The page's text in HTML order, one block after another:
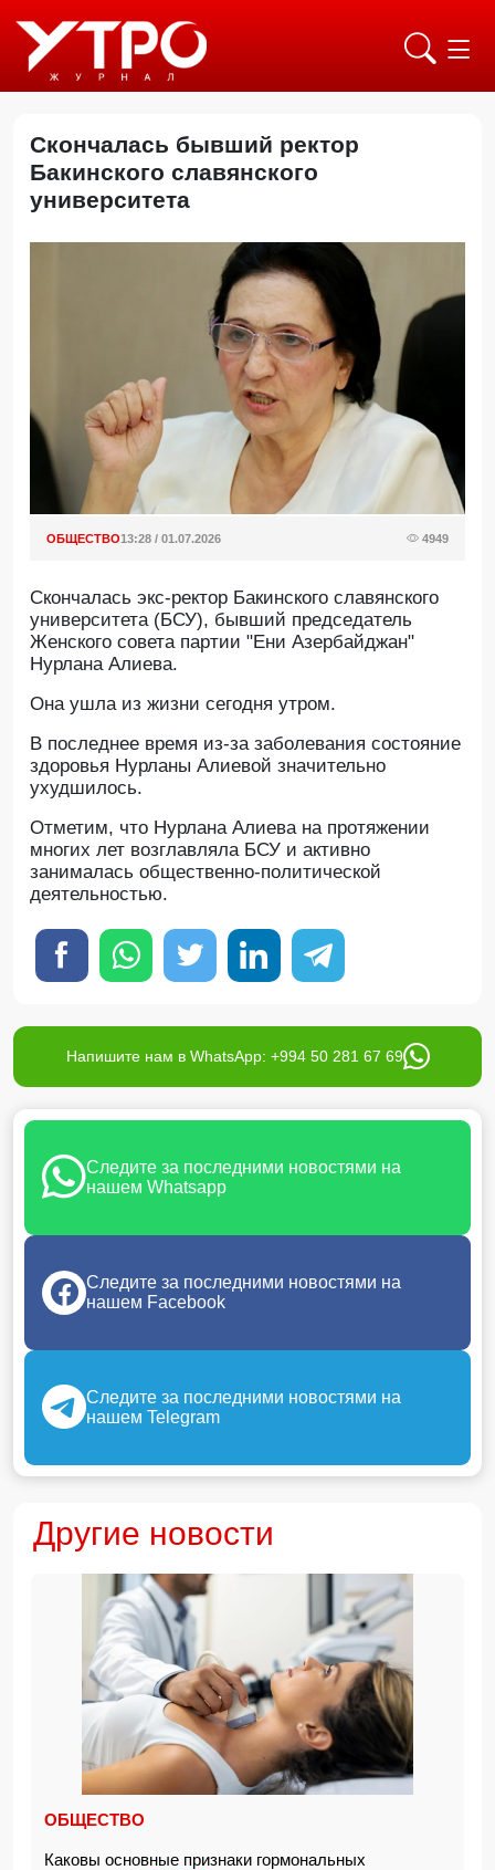
Скончалась бывший ректор
Бакинского славянского
университета
ОБЩЕСТВО13:28 / 01.07.2026 4949
Скончалась экс-ректор Бакинского славянского
университета (БСУ), бывший председатель
Женского совета партии "Ени Азербайджан"
Нурлана Алиева.
Oна ушла из жизни сегодня утром.
В последнее время из-за заболевания состояние
здоровья Нурланы Алиевой значительно
ухудшилось.
Отметим, что Нурлана Алиева на протяжении
многих лет возглавляла БСУ и активно
занималась общественно-политической
деятельностью.
Напишите нам в WhatsApp: +994 50 281 67 69
Следите за последними новостями на
нашем Whatsapp
Следите за последними новостями на
нашем Facebook
Следите за последними новостями на
нашем Telegram
Другие новости
ОБЩЕСТВО
Каковы основные признаки гормональных